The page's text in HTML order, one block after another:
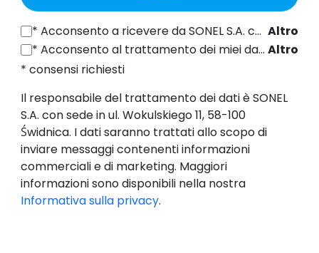
*Acconsento a ricevere da SONEL S.A. con sede in ul. Wokulskiego 11, 58-100 Świdnica informazioni commerciali per via elettronica (all'indirizzo e-mail fornito) a fini di marketing, ai sensi dell'articolo 398 della legge del 12 luglio 2024 sul diritto delle comunicazioni elettroniche.
Altro
*Acconsento al trattamento dei miei dati personali (indirizzo e-mail) da parte di SONEL S.A. con sede in ul. Wokulskiego 11, 58-100 Świdnica, ai fini dell'invio di newsletter contenenti informazioni commerciali e di marketing, ai sensi dell'art. 6, comma 1, lettera a) del Regolamento generale sulla protezione dei dati (GDPR). Altro
* consensi richiesti
Il responsabile del trattamento dei dati è SONEL
S.A. con sede in ul. Wokulskiego 11, 58-100
Świdnica. I dati saranno trattati allo scopo di
inviare messaggi contenenti informazioni
commerciali e di marketing. Maggiori
informazioni sono disponibili nella nostra
Informativa sulla privacy.